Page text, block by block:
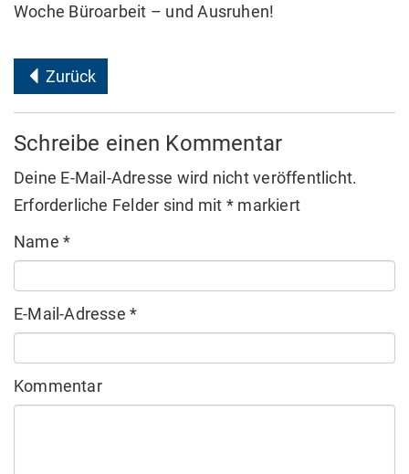
Woche Büroarbeit – und Ausruhen!
Zurück
Schreibe einen Kommentar
Deine E-Mail-Adresse wird nicht veröffentlicht.
Erforderliche Felder sind mit * markiert
Name*
E-Mail-Adresse*
Kommentar